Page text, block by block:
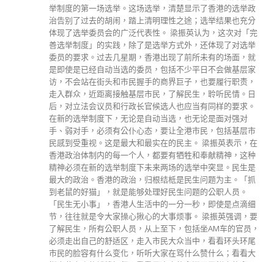
举制度的第一场选举。这场选举，清楚显示了香港的选举政
治告别了过去的胡闹，踏上清明理性之途；选举结果也充分
体现了选举委员会的广泛代表性。 梁振英认为，这次对「完
善选举制度」的实践，除了是选举方式外，还体现了对选举
委员的要求。过去几星期，香港出现了前所未有的场面，就
是即使是已经自动当选的委员，包括不少平日不会做基层家
访，不会站在街头和市民握手的商界巨子，也要履行职责，
走入群众，近距离接触基层市民，了解民生，聆听民情。日
后，对立法会议员和行政长官候选人也应当有同样的要求。
在新的选举制度下，无论是自动当选，也无论是面对强对
手、弱对手，必须有公仆心态，要让全港市民，包括基层市
民感到受重视。这是最大和最实在的民主。 梁振英表示，在
香港政治体制内的每一个人，都要有牺牲和奉献精神，这种
精神必须在新的选举制度下未来两场的选举中突显。民生是
最大的政治。香港的政治，归根结柢是民生问题为主。「抓
到老鼠的好猫」，就是能够处理好民生问题的公职人员。
「民生无小事」，香港人生活中的一分一秒，即使是点滴细
节，往往就是令大家操心揪心的大事烦事。 梁振英强调，要
了解民生，所有公职人员，从上至下，包括坐AM车的官员，
必须走出自己的舒适区，走入市民大众当中，看看环头环尾
市民的脸容有什么变化，听听大家在骂什么赞什么；看看大